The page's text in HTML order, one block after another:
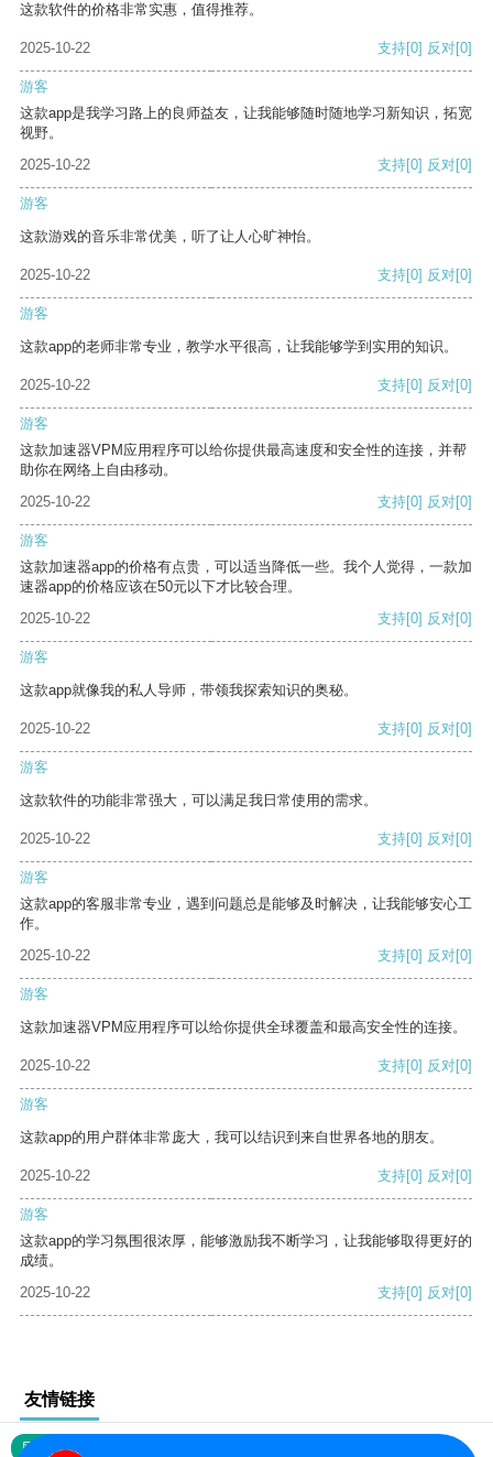
这款软件的价格非常实惠，值得推荐。
2025-10-22 支持[0] 反对[0]
游客
这款app是我学习路上的良师益友，让我能够随时随地学习新知识，拓宽
视野。
2025-10-22
支持[0] 反对[0]
游客
这款游戏的音乐非常优美，听了让人心旷神怡。
2025-10-22 支持[0] 反对[0]
游客
这款app的老师非常专业，教学水平很高，让我能够学到实用的知识。
2025-10-22 支持[0] 反对[0]
游客
这款加速器VPM应用程序可以给你提供最高速度和安全性的连接，并帮
助你在网络上自由移动。
2025-10-22
支持[0] 反对[0]
游客
这款加速器app的价格有点贵，可以适当降低一些。我个人觉得，一款加
速器app的价格应该在50元以下才比较合理。
2025-10-22
支持[0] 反对[0]
游客
这款app就像我的私人导师，带领我探索知识的奥秘。
2025-10-22 支持[0] 反对[0]
游客
这款软件的功能非常强大，可以满足我日常使用的需求。
2025-10-22 支持[0] 反对[0]
游客
这款app的客服非常专业，遇到问题总是能够及时解决，让我能够安心工
作。
2025-10-22
支持[0] 反对[0]
游客
这款加速器VPM应用程序可以给你提供全球覆盖和最高安全性的连接。
2025-10-22 支持[0] 反对[0]
游客
这款app的用户群体非常庞大，我可以结识到来自世界各地的朋友。
2025-10-22 支持[0] 反对[0]
游客
这款app的学习氛围很浓厚，能够激励我不断学习，让我能够取得更好的
成绩。
2025-10-22
支持[0] 反对[0]
友情链接
网站地图